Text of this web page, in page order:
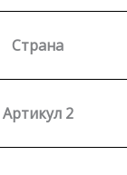
Страна
Артикул 2